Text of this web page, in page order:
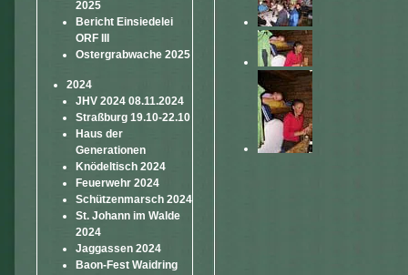
2025
Bericht Einsiedelei
ORF III
Ostergrabwache 2025
2024
JHV 2024 08.11.2024
Straßburg 19.10-22.10
Haus der
Generationen
Knödeltisch 2024
Feuerwehr 2024
Schützenmarsch 2024
St. Johann im Walde
2024
Jaggassen 2024
Baon-Fest Waidring